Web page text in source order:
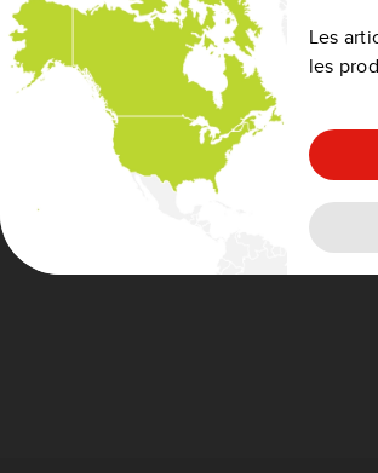
Pour savoir comment
Comment transférer mes
Les
les